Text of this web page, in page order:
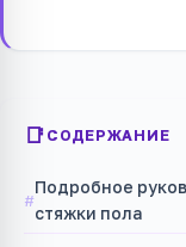
СОДЕРЖАНИЕ
Подробное
стяжки пола